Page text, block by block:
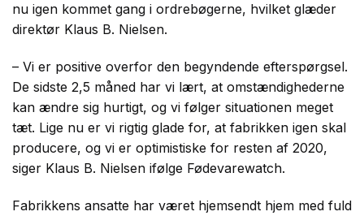
nu igen kommet gang i ordrebøgerne, hvilket glæder
direktør Klaus B. Nielsen.
– Vi er positive overfor den begyndende efterspørgsel.
De sidste 2,5 måned har vi lært, at omstændighederne
kan ændre sig hurtigt, og vi følger situationen meget
tæt. Lige nu er vi rigtig glade for, at fabrikken igen skal
producere, og vi er optimistiske for resten af 2020,
siger Klaus B. Nielsen ifølge Fødevarewatch.
Fabrikkens ansatte har været hjemsendt hjem med fuld